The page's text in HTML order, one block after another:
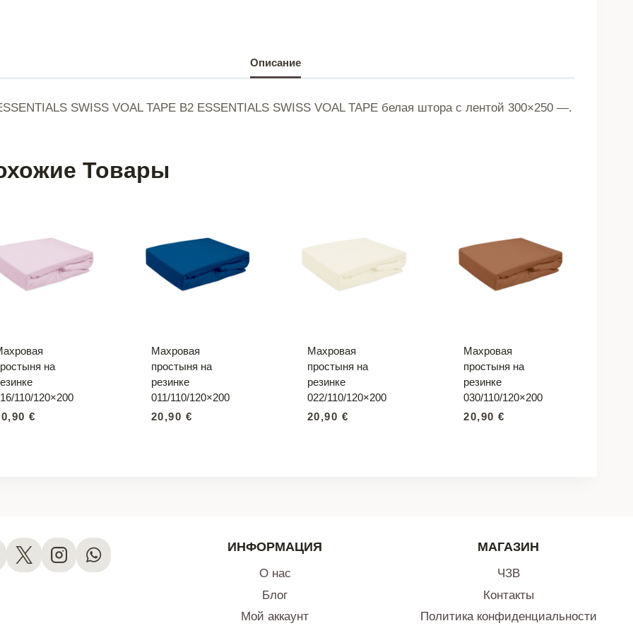
|
|
Описание
SWISS VOAL TAPE B2 ESSENTIALS SWISS VOAL TAPE белая штора с лентой 300×250 —.
Товары
на
110/120×200
€
Махровая
простыня на
резинке
011/110/120×200
20,90 €
Махровая
простыня на
резинке
022/110/120×200
20,90 €
Махровая
простыня на
резинке
030/110/120×200
20,90€
ИНФОРМАЦИЯ
О нас
Блог
Мой аккаунт
МАГАЗИН
ЧЗВ
Контакты
Политика конфиденциальности